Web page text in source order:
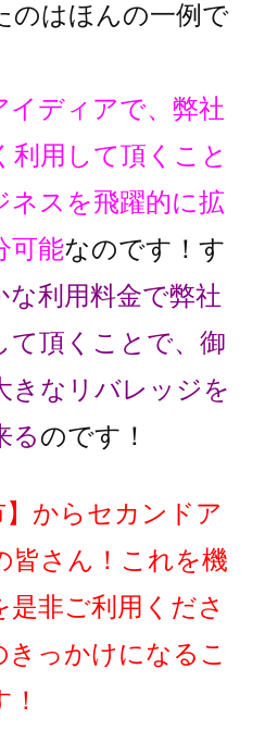
のはほんの一例で
イディアで、弊社
利用して頂くこと
ネスを飛躍的に拡
可能なのです！ す
な利用料金で弊社
頂くことで、 御
きなリバレッジを
るのです！
】 からセカンドア
皆さん！これを機
非ご利用くださ
っかけになるこ